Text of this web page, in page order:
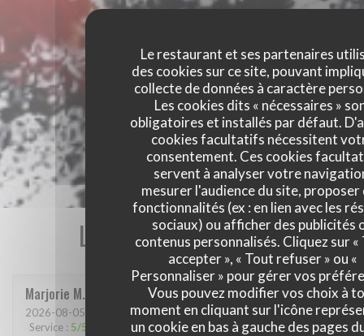
Le restaurant et ses partenaires
des cookies sur ce site, pouvant
collecte de données à caractère
Les cookies dits « nécessaires »
obligatoires et installés par défaut.
cookies facultatifs nécessitent
consentement. Ces cookies
servent à analyser votre
mesurer l'audience du site, proposer
fonctionnalités (ex : en lien avec les
sociaux) ou afficher des publicités
contenus personnalisés. Cliquez sur «
accepter », « Tout refuser » ou «
Personnaliser » pour gérer vos
Vous pouvez modifier vos choix à
moment en cliquant sur l'icône
un cookie en bas à gauche des pages
Les avis de nos clients
Marjorie M
2026-08-05 - 19:15 - Couverts 2
Service : 5/5 Ambiance: 5/5 Cuisine: 5/5 Qualité / Prix:5/5